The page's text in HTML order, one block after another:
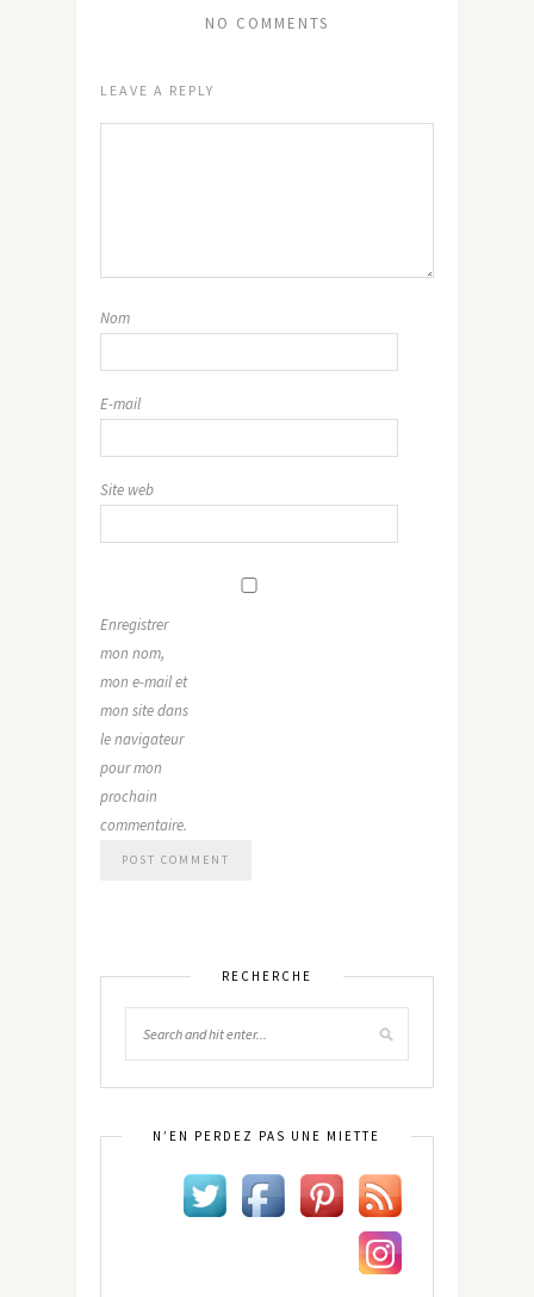
NO COMMENTS
LEAVE A REPLY
Nom
E-mail
Site web
Enregistrer
mon nom,
mon e-mail et
mon site dans
le navigateur
pour mon
prochain
commentaire.
RECHERCHE
N’EN PERDEZ PAS UNE MIETTE